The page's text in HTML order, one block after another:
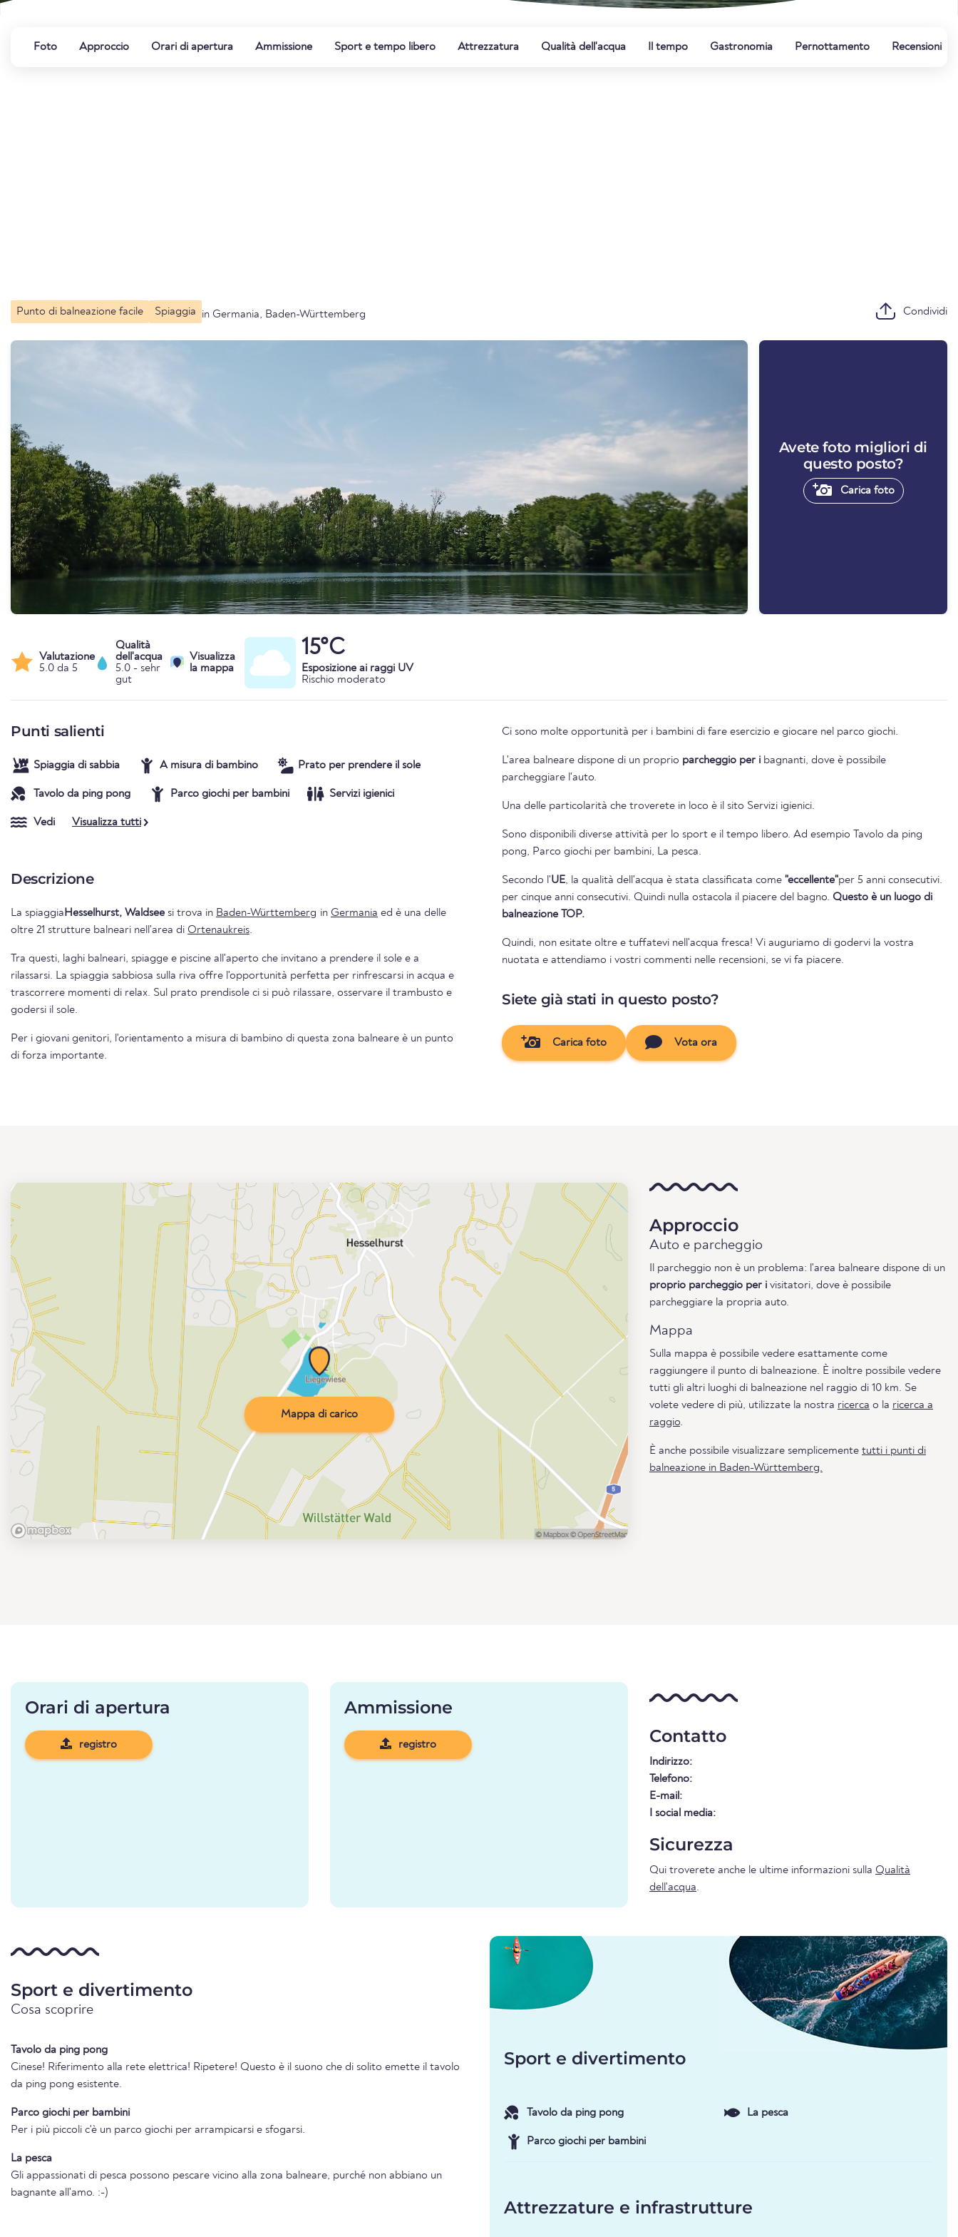
Foto Approccio Orari di apertura Ammissione Sport e tempo libero Attrezzatura Qualità dell'acqua Il tempo Gastronomia Pernottamento Recensioni
Punto di balneazione facile Spiaggia in Germania, Baden-Württemberg Condividi
Avete foto migliori di
questo posto?
Carica foto
Valutazione
5.0 da 5
Qualità
dell'acqua
5.0 - sehr
gut
Visualizza
la mappa
15°C
Esposizione ai raggi UV
Rischio moderato
Punti salienti
Spiaggia di sabbia A misura di bambino Prato per prendere il sole
Tavolo da ping pong Parco giochi per bambini Servizi igienici
Vedi Visualizza tutti
Descrizione
La spiaggia Hesselhurst, Waldsee si trova in Baden-Württemberg in Germania ed è una delle
oltre 21 strutture balneari nell'area di Ortenaukreis.
Tra questi, laghi balneari, spiagge e piscine all'aperto che invitano a prendere il sole e a
rilassarsi. La spiaggia sabbiosa sulla riva offre l'opportunità perfetta per rinfrescarsi in acqua e
trascorrere momenti di relax. Sul prato prendisole ci si può rilassare, osservare il trambusto e
godersi il sole.
Per i giovani genitori, l'orientamento a misura di bambino di questa zona balneare è un punto
di forza importante.
Ci sono molte opportunità per i bambini di fare esercizio e giocare nel parco giochi.
L'area balneare dispone di un proprio parcheggio per i bagnanti, dove è possibile
parcheggiare l'auto.
Una delle particolarità che troverete in loco è il sito Servizi igienici.
Sono disponibili diverse attività per lo sport e il tempo libero. Ad esempio Tavolo da ping
pong, Parco giochi per bambini, La pesca.
Secondo l'UE, la qualità dell'acqua è stata classificata come "eccellente"per 5 anni consecutivi.
per cinque anni consecutivi. Quindi nulla ostacola il piacere del bagno. Questo è un luogo di
balneazione TOP.
Quindi, non esitate oltre e tuffatevi nell'acqua fresca! Vi auguriamo di godervi la vostra
nuotata e attendiamo i vostri commenti nelle recensioni, se vi fa piacere.
Siete già stati in questo posto?
Carica foto Vota ora
Mappa di carico
Approccio
Auto e parcheggio
Il parcheggio non è un problema: l'area balneare dispone di un
proprio parcheggio per i visitatori, dove è possibile
parcheggiare la propria auto.
Mappa
Sulla mappa è possibile vedere esattamente come
raggiungere il punto di balneazione. È inoltre possibile vedere
tutti gli altri luoghi di balneazione nel raggio di 10 km. Se
volete vedere di più, utilizzate la nostra ricerca o la ricerca a
raggio.
È anche possibile visualizzare semplicemente tutti i punti di
balneazione in Baden-Württemberg.
Orari di apertura
registro
Ammissione
registro Contatto
Indirizzo:
Telefono:
E-mail:
I social media:
Sicurezza
Qui troverete anche le ultime informazioni sulla Qualità
dell'acqua.
Sport e divertimento
Cosa scoprire
Tavolo da ping pong
Cinese! Riferimento alla rete elettrica! Ripetere! Questo è il suono che di solito emette il tavolo
da ping pong esistente.
Parco giochi per bambini
Per i più piccoli c'è un parco giochi per arrampicarsi e sfogarsi.
La pesca
Gli appassionati di pesca possono pescare vicino alla zona balneare, purché non abbiano un
bagnante all'amo. :-)
Sport e divertimento
Tavolo da ping pong
Parco giochi per bambini
La pesca
Attrezzature e infrastrutture